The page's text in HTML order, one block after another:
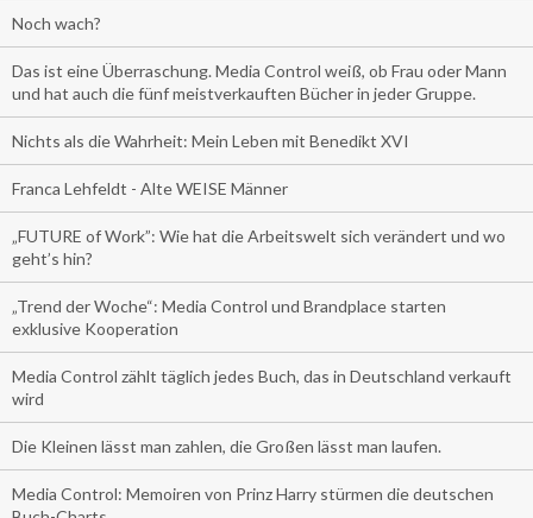
Noch wach?
Das ist eine Überraschung. Media Control weiß, ob Frau oder Mann
und hat auch die fünf meistverkauften Bücher in jeder Gruppe.
Nichts als die Wahrheit: Mein Leben mit Benedikt XVI
Franca Lehfeldt - Alte WEISE Männer
„FUTURE of Work”: Wie hat die Arbeitswelt sich verändert und wo
geht’s hin?
„Trend der Woche“: Media Control und Brandplace starten
exklusive Kooperation
Media Control zählt täglich jedes Buch, das in Deutschland verkauft
wird
Die Kleinen lässt man zahlen, die Großen lässt man laufen.
Media Control: Memoiren von Prinz Harry stürmen die deutschen